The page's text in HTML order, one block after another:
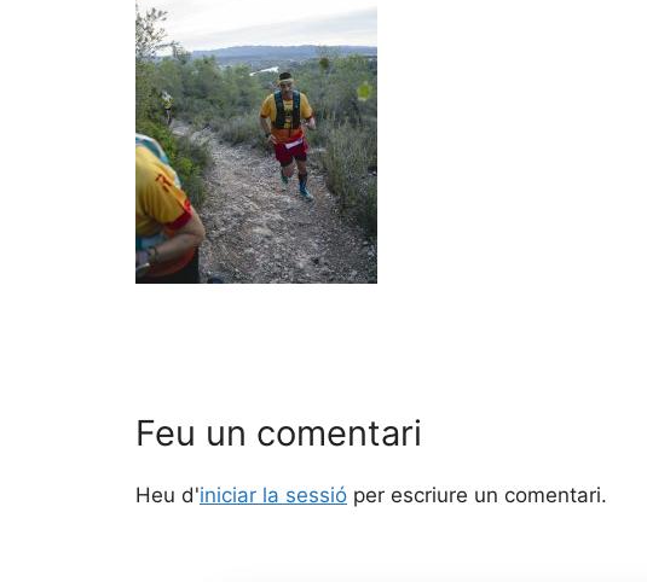
Feu un comentari
Heu d'iniciar la sessió per escriure un comentari.